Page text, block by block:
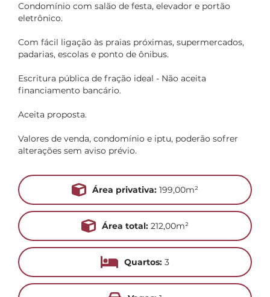
Condomínio com salão de festa, elevador e portão
eletrônico.
Com fácil ligação às praias próximas, supermercados,
padarias, escolas e ponto de ônibus.
Escritura pública de fração ideal - Não aceita
financiamento bancário.
Aceita proposta.
Valores de venda, condomínio e iptu, poderão sofrer
alterações sem aviso prévio.
Área privativa:199,00m²
Área total:212,00m²
Quartos:3